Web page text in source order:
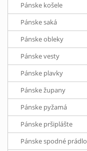
Pánske košele
Pánske saká
Pánske obleky
Pánske vesty
Pánske plavky
Pánske župany
Pánske pyžamá
Pánske pršiplášte
Pánske spodné prádlo